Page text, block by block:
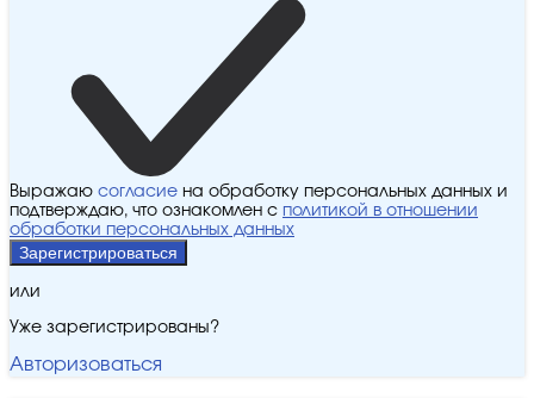
Выражаю согласие на обработку персональных данных и
подтверждаю, что ознакомлен с политикой в отношении
обработки персональных данных
Зарегистрироваться
или
Уже зарегистрированы?
Авторизоваться